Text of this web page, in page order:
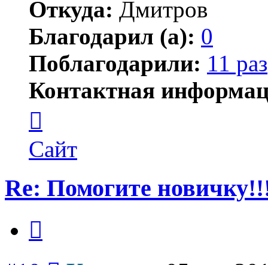
Откуда: Дмитров
Благодарил (а): 0
Поблагодарили: 11 раз
Контактная
пользователя
Ксения
Сайт
Re: Помогите